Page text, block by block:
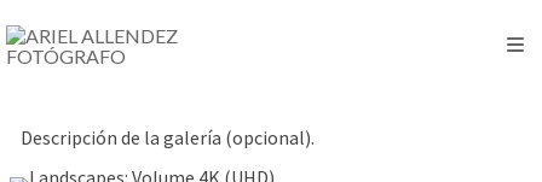
Descripción de la galería (opcional).